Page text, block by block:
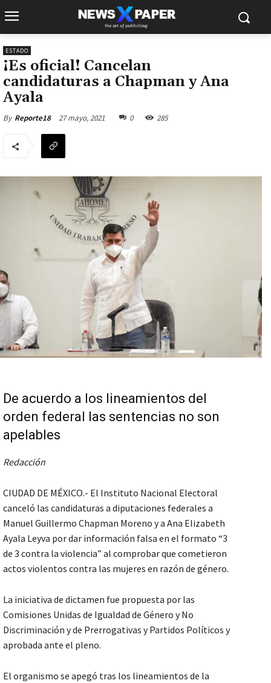
ESTADO
¡Es oficial! Cancelan
candidaturas a Chapman y Ana
Ayala
By Reporte18 27 mayo, 2021 0 285
De acuerdo a los lineamientos del
orden federal las sentencias no son
apelables
Redacción
CIUDAD DE MÉXICO.- El Instituto Nacional Electoral
canceló las candidaturas a diputaciones federales a
Manuel Guillermo Chapman Moreno y a Ana Elizabeth
Ayala Leyva por dar información falsa en el formato “3
de 3 contra la violencia” al comprobar que cometieron
actos violentos contra las mujeres en razón de género.
La iniciativa de dictamen fue propuesta por las
Comisiones Unidas de Igualdad de Género y No
Discriminación y de Prerrogativas y Partidos Políticos y
aprobada ante el pleno.
El organismo se apegó tras los lineamientos de la